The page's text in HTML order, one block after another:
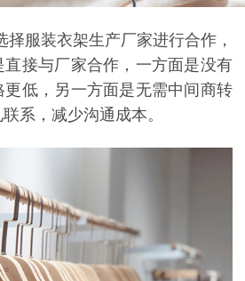
择服装衣架生产厂家进行合作，
接与厂家合作，一方面是没有
低，另一方面是无需中间商转
系，减少沟通成本。